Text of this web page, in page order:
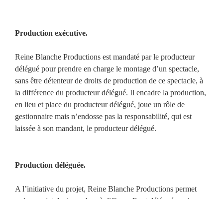
Production exécutive.
Reine Blanche Productions est mandaté par le producteur
délégué pour prendre en charge le montage d’un spectacle,
sans être détenteur de droits de production de ce spectacle, à
la différence du producteur délégué. Il encadre la production,
en lieu et place du producteur délégué, joue un rôle de
gestionnaire mais n’endosse pas la responsabilité, qui est
laissée à son mandant, le producteur délégué.
Production déléguée.
A l’initiative du projet, Reine Blanche Productions permet